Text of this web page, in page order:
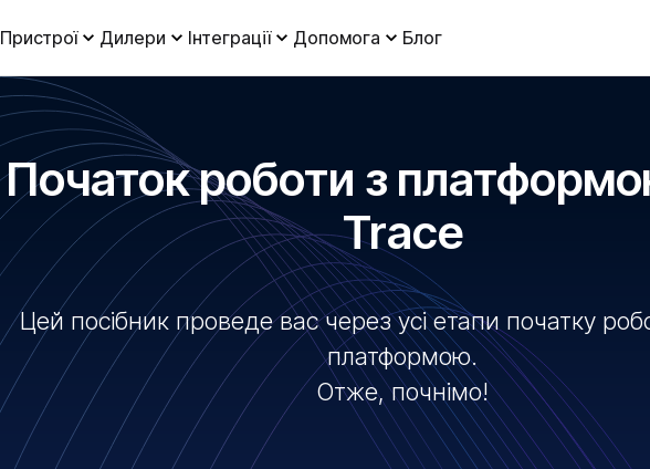
Пристрої Дилери Інтеграції Допомога Блог
Початок роботи з
Trace
Цей посібник проведе вас через усі етапи початку
платформою.
Отже, почнімо!